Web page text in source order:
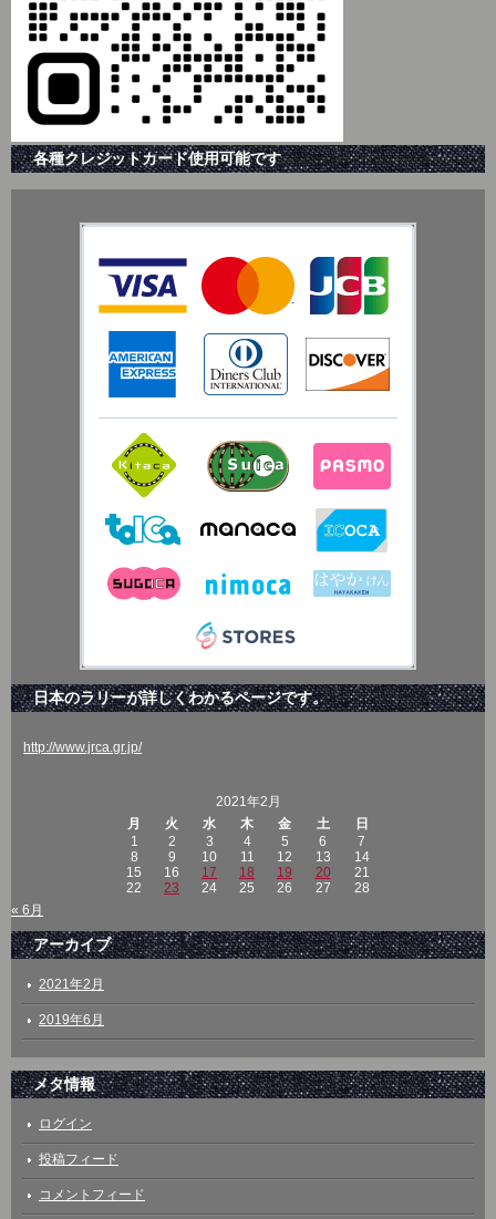
各種クレジットカード使用可能です
日本のラリーが詳しくわかるページです。
http://www.jrca.gr.jp/
2021年2月
月
火 水 木 金 土
日
1
2 3 4 5 6
7
8
9 10 11 12 13
14
15
16 17 18 19 20
21
22
23 24 25 26 27
28
« 6月
アーカイブ
2021年2月
2019年6月
メタ情報
ログイン
投稿フィード
コメントフィード